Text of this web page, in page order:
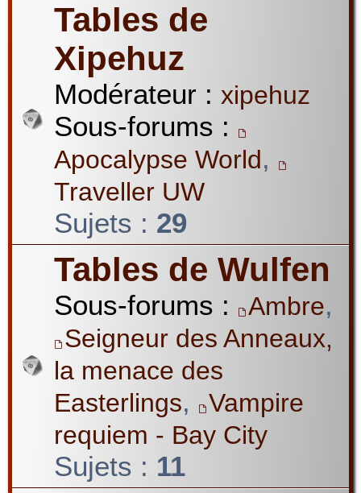
Tables de
Xipehuz
Modérateur : xipehuz
Sous-forums :
Apocalypse World,
Traveller UW
Sujets : 29
Tables de Wulfen
Sous-forums : Ambre,
Seigneur des Anneaux,
la menace des
Easterlings,
Vampire
requiem - Bay City
Sujets : 11